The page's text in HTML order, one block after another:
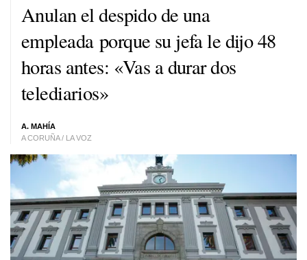
Anulan el despido de una
empleada porque su jefa le dijo 48
horas antes: «Vas a durar dos
telediarios»
A. MAHÍA
A CORUÑA / LA VOZ